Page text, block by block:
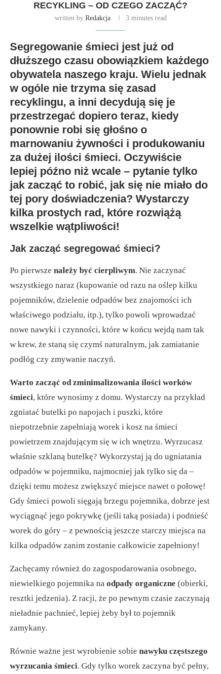
RECYKLING – OD CZEGO ZACZĄĆ?
written by Redakcja 3 minutes read
Segregowanie śmieci jest już od
dłuższego czasu obowiązkiem każdego
obywatela naszego kraju. Wielu jednak
w ogóle nie trzyma się zasad
recyklingu, a inni decydują się je
przestrzegać dopiero teraz, kiedy
ponownie robi się głośno o
marnowaniu żywności i produkowaniu
za dużej ilości śmieci. Oczywiście
lepiej późno niż wcale – pytanie tylko
jak zacząć to robić, jak się nie miało do
tej pory doświadczenia? Wystarczy
kilka prostych rad, które rozwiążą
wszelkie wątpliwości!
Jak zacząć segregować śmieci?
Po pierwsze należy być cierpliwym. Nie zaczynać
wszystkiego naraz (kupowanie od razu na oślep kilku
pojemników, dzielenie odpadów bez znajomości ich
właściwego podziału, itp.), tylko powoli wprowadzać
nowe nawyki i czynności, które w końcu wejdą nam tak
w krew, że staną się czymś naturalnym, jak zamiatanie
podłóg czy zmywanie naczyń.
Warto zacząć od zminimalizowania ilości worków
śmieci, które wynosimy z domu. Wystarczy na przykład
zgniatać butelki po napojach i puszki, które
niepotrzebnie zapełniają worek i kosz na śmieci
powietrzem znajdującym się w ich wnętrzu. Wyrzucasz
właśnie szklaną butelkę? Wykorzystaj ją do ugniatania
odpadów w pojemniku, najmocniej jak tylko się da –
dzięki temu możesz zwiększyć miejsce nawet o połowę!
Gdy śmieci powoli sięgają brzegu pojemnika, dobrze jest
wyciągnąć jego pokrywkę (jeśli taką posiada) i podnieść
worek do góry – z pewnością jeszcze starczy miejsca na
kilka odpadów zanim zostanie całkowicie zapełniony!
Zachęcamy również do zagospodarowania osobnego,
niewielkiego pojemnika na odpady organiczne (obierki,
resztki jedzenia). Z racji, że po pewnym czasie zaczynają
nieładnie pachnieć, lepiej żeby był to pojemnik
zamykany.
Równie ważne jest wyrobienie sobie nawyku częstszego
wyrzucania śmieci. Gdy tylko worek zaczyna być pełny,